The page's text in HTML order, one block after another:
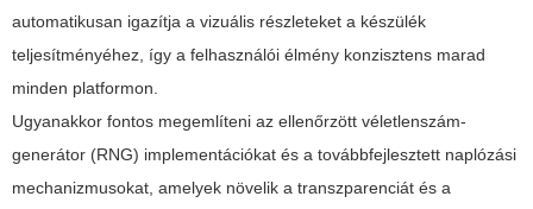
automatikusan igazítja a vizuális részleteket a készülék
teljesítményéhez, így a felhasználói élmény konzisztens marad
minden platformon.
Ugyanakkor fontos megemlíteni az ellenőrzött véletlenszám-
generátor (RNG) implementációkat és a továbbfejlesztett naplózási
mechanizmusokat, amelyek növelik a transzparenciát és a